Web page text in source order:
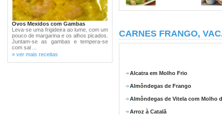
Ovos Mexidos com Gambas
Leva-se uma frigideira ao lume, com um
pouco de margarina e os alhos picados.
Juntam-se as gambas e tempera-se
com sal ...
» ver mais receitas
CARNES FRANGO,
Alcatra em Molho Frio
Almôndegas de Frango
Almôndegas de Vitela com Molho
Arroz à Catalã